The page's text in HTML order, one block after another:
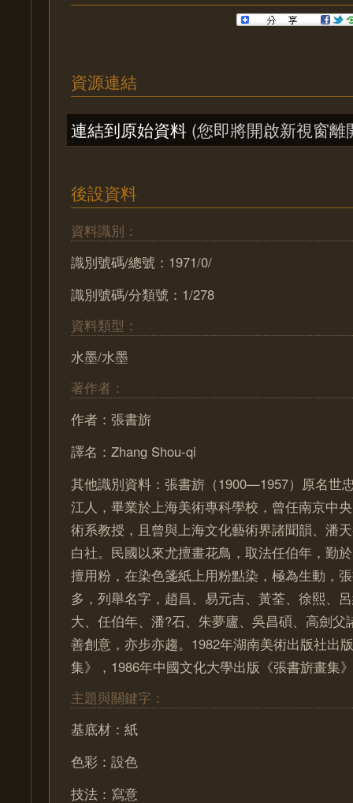
資源連結
連結到原始資料 (您即將開啟新視窗離
後設資料
資料識別：
識別號碼/總號：1971/0/
識別號碼/分類號：1/278
資料類型：
水墨/水墨
著作者：
作者：張書旂
譯名：Zhang Shou-qi
其他識別資料：張書旂（1900—1957）原名世
江人，畢業於上海美術專科學校，曾任南京中
術系教授，且曾與上海文化藝術界諸聞韻、潘
白社。民國以來尤擅畫花鳥，取法任伯年，勤
擅用粉，在染色箋紙上用粉點染，極為生動，
多，列舉名字，趙昌、易元吉、黃荃、徐熙、
大、任伯年、潘?石、朱夢廬、吳昌碩、高劍父
善創意，亦步亦趨。1982年湖南美術出版社出
集》，1986年中國文化大學出版《張書旂畫集
主題與關鍵字：
基底材：紙
色彩：設色
技法：寫意